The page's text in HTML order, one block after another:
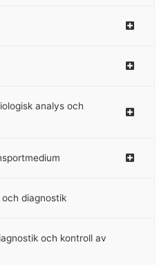
analys och
diagnostik
och kontroll av